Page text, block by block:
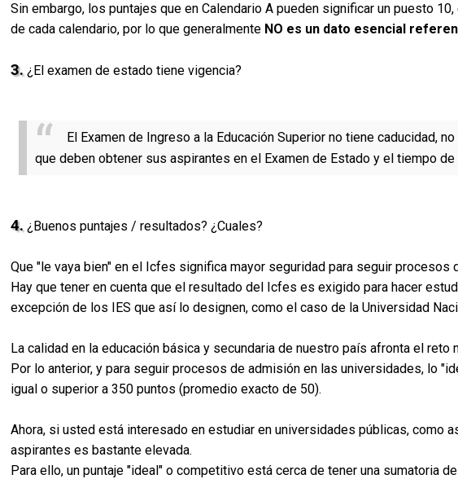
Sin embargo, los puntajes que en Calendario A pueden significar un puesto
de cada calendario, por lo que generalmente NO es un dato esencial
3.¿El examen de estado tiene vigencia?
El Examen de Ingreso a la Educación Superior no tiene caducidad,
que deben obtener sus aspirantes en el Examen de Estado y el tiempo
4. ¿Buenos puntajes / resultados? ¿Cuales?
Que "le vaya bien" en el Icfes significa mayor seguridad para seguir
Hay que tener en cuenta que el resultado del Icfes es exigido para hacer
excepción de los IES que así lo designen, como el caso de la Universidad
La calidad en la educación básica y secundaria de nuestro país afronta el
Por lo anterior, y para seguir procesos de admisión en las universidades, lo
igual o superior a 350 puntos (promedio exacto de 50).
Ahora, si usted está interesado en estudiar en universidades públicas, como
aspirantes es bastante elevada.
Para ello, un puntaje "ideal" o competitivo está cerca de tener una sumatoria